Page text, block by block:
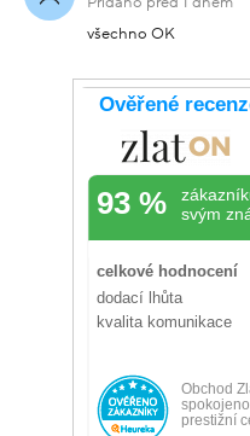
všechno OK